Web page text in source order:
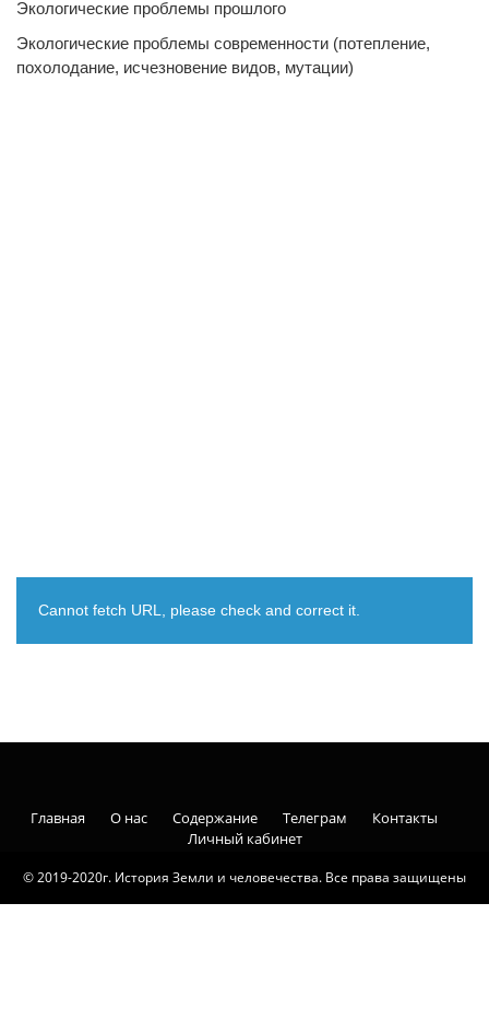
Экологические проблемы прошлого
Экологические проблемы современности (потепление,
похолодание, исчезновение видов, мутации)
Cannot fetch URL, please check and correct it.
© 2019-2020г. История Земли и человечества. Все права защищены
Главная О нас Содержание Телеграм
Контакты
Личный кабинет